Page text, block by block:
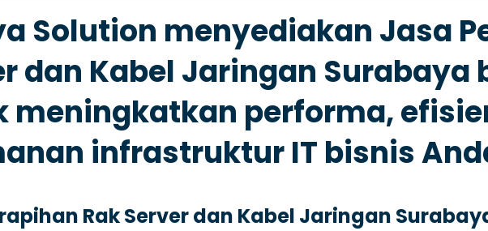
Solution menyediakan Jasa
dan Kabel Jaringan Surabaya
meningkatkan performa,
infrastruktur IT bisnis
Rak Server dan Kabel Jaringan